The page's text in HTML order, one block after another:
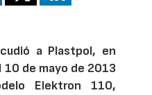
a Plastpol, en
10 de mayo de 2013
Elektron 110,